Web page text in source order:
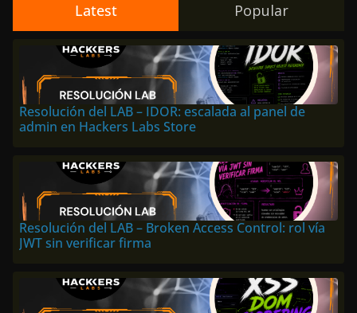
Latest Popular
Resolución del LAB – IDOR: escalada al panel de
admin en Hackers Labs Store
Resolución del LAB – Broken Access Control: rol vía
JWT sin verificar firma